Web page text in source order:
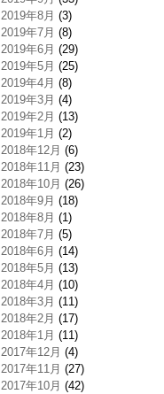
2019年8月 (3)
2019年7月 (8)
2019年6月 (29)
2019年5月 (25)
2019年4月 (8)
2019年3月 (4)
2019年2月 (13)
2019年1月 (2)
2018年12月 (6)
2018年11月 (23)
2018年10月 (26)
2018年9月 (18)
2018年8月 (1)
2018年7月 (5)
2018年6月 (14)
2018年5月 (13)
2018年4月 (10)
2018年3月 (11)
2018年2月 (17)
2018年1月 (11)
2017年12月 (4)
2017年11月 (27)
2017年10月 (42)